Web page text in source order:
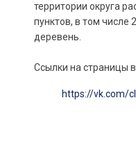
территории округа
пунктов, в том числе
деревень.
Ссылки на страницы
https://vk.com/